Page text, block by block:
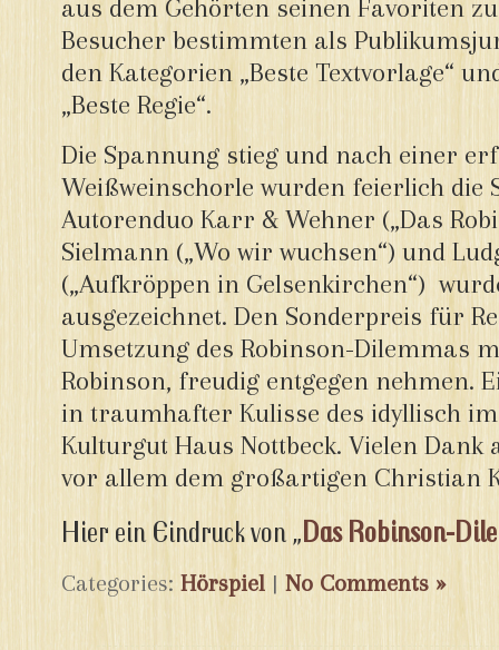
aus dem Gehörten seinen Favoriten
Besucher bestimmten als
den Kategorien „Beste Textvorlage“
„Beste Regie“.
Die Spannung stieg und nach einer
Weißweinschorle wurden feierlich die
Autorenduo Karr & Wehner („Das
Sielmann („Wo wir wuchsen“) und
(„Aufkröppen in Gelsenkirchen“)
ausgezeichnet. Den Sonderpreis für
Umsetzung des Robinson-Dilemmas
Robinson, freudig entgegen nehmen.
in traumhafter Kulisse des idyllisch
Kulturgut Haus Nottbeck. Vielen Dank
vor allem dem großartigen Christian
Hier ein Eindruck von „Das Robinson-
Categories: Hörspiel | No Comments »